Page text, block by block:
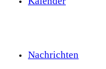
Nachrichten